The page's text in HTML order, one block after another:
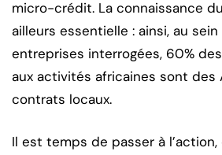
micro-crédit. La connaissance
ailleurs essentielle : ainsi, au
entreprises interrogées, 60%
aux activités africaines sont des
contrats locaux.
Il est temps de passer à